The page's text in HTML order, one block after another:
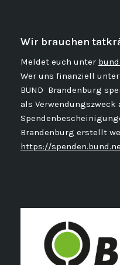
Wir brauchen
Meldet euch unter
Wer uns finanziell
BUND Brandenburg
als Verwendungszweck
Brandenburg erstellt
https://